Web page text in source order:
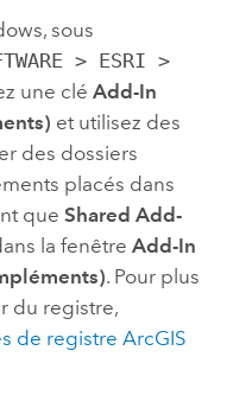
, sous
> ESRI >
une clé Add-In
et utilisez des
des dossiers
placés dans
que Shared Add-
la fenêtre Add-In
. Pour plus
du registre,
de registre ArcGIS